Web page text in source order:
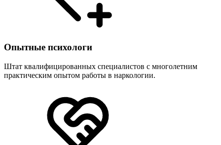
Опытные психологи
Штат квалифицированных специалистов с многолетним
практическим опытом работы в наркологии.